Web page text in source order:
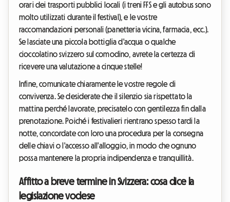
orari dei trasporti pubblici locali (i treni FFS e gli autobus sono
molto utilizzati durante il festival), e le vostre
raccomandazioni personali (panetteria vicina, farmacia, ecc.).
Se lasciate una piccola bottiglia d'acqua o qualche
cioccolatino svizzero sul comodino, avrete la certezza di
ricevere una valutazione a cinque stelle!
Infine, comunicate chiaramente le vostre regole di
convivenza. Se desiderate che il silenzio sia rispettato la
mattina perché lavorate, precisatelo con gentilezza fin dalla
prenotazione. Poiché i festivalieri rientrano spesso tardi la
notte, concordate con loro una procedura per la consegna
delle chiavi o l'accesso all'alloggio, in modo che ognuno
possa mantenere la propria indipendenza e tranquillità.
Affitto a breve termine in Svizzera: cosa dice la
legislazione vodese